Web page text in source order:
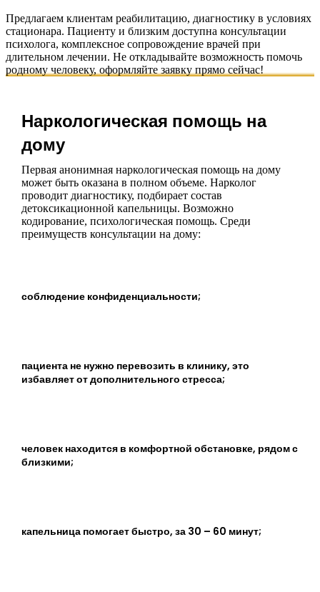
Предлагаем клиентам реабилитацию, диагностику в условиях
стационара. Пациенту и близким доступна консультации
психолога, комплексное сопровождение врачей при
длительном лечении. Не откладывайте возможность помочь
родному человеку, оформляйте заявку прямо сейчас!
Наркологическая помощь на
дому
Первая анонимная наркологическая помощь на дому
может быть оказана в полном объеме. Нарколог
проводит диагностику, подбирает состав
детоксикационной капельницы. Возможно
кодирование, психологическая помощь. Среди
преимуществ консультации на дому:
соблюдение конфиденциальности;
пациента не нужно перевозить в клинику, это
избавляет от дополнительного стресса;
человек находится в комфортной обстановке, рядом с
близкими;
капельница помогает быстро, за 30 – 60 минут;